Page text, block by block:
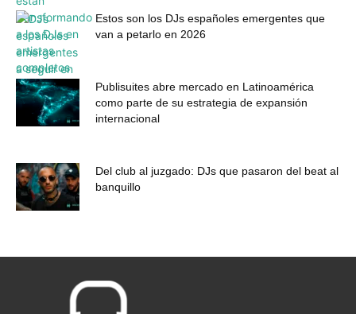
Estos son los DJs españoles emergentes que
van a petarlo en 2026
Publisuites abre mercado en Latinoamérica
como parte de su estrategia de expansión
internacional
Del club al juzgado: DJs que pasaron del beat al
banquillo